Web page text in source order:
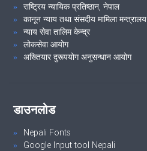
राष्ट्रिय न्यायिक प्रतिष्ठान, नेपाल
कानून न्याय तथा संसदीय मामिला मन्त्रालय
न्याय सेवा तालिम केन्द्र
लोकसेवा आयोग
अख्तियार दुरूपयोग अनुसन्धान आयोग
डाउनलोड
Nepali Fonts
Google Input tool Nepali